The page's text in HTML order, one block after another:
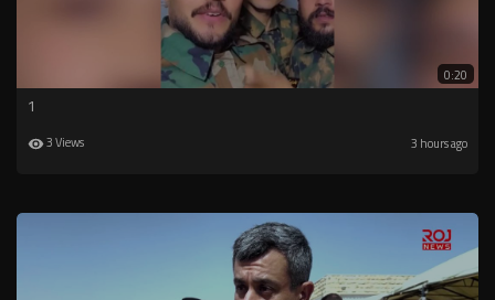
0:20
1
3 Views 3 hours ago